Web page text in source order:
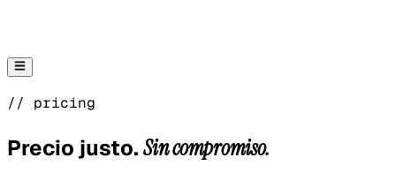
// pricing
Precio justo.Sin compromiso.